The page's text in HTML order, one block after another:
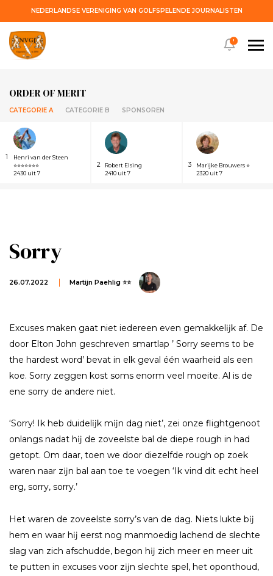
NEDERLANDSE VERENIGING VAN GOLFSPELENDE JOURNALISTEN
ORDER OF MERIT
CATEGORIE A CATEGORIE B SPONSOREN
1
Henri van der Steen
⭐⭐⭐⭐⭐⭐⭐
2430 uit 7
2
Robert Elsing
2410 uit 7
3
Marijke Brouwers ⭐
2320 uit 7
!
Sorry
26.07.2022 Martijn Paehlig ⭐⭐
Excuses maken gaat niet iedereen even gemakkelĳk af. De
door Elton John geschreven smartlap ’ Sorry seems to be
the hardest word’ bevat in elk geval één waarheid als een
koe. Sorry zeggen kost soms enorm veel moeite. Al is de
ene sorry de andere niet.
‘Sorry! Ik heb duidelĳk mĳn dag niet’, zei onze flightgenoot
onlangs nadat hĳ de zoveelste bal de diepe rough in had
getopt. Om daar, toen we door diezelfde rough op zoek
waren naar zĳn bal aan toe te voegen ‘Ik vind dit echt heel
erg, sorry, sorry.’
Het waren de zoveelste sorry’s van de dag. Niets lukte bĳ
hem en waar hĳ eerst nog manmoedig lachend de slechte
slag van zich afschudde, begon hĳ zich meer en meer uit
te putten in excuses voor zĳn slechte spel, het oponthoud,